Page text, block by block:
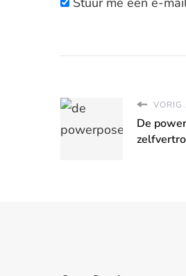
VORIG
De